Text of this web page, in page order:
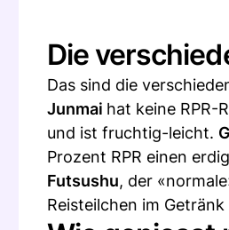
Die
Das sind die
Junmai hat keine RPR-
und ist fruchtig-leicht.
Prozent RPR einen
Futsushu, der
Reisteilchen im